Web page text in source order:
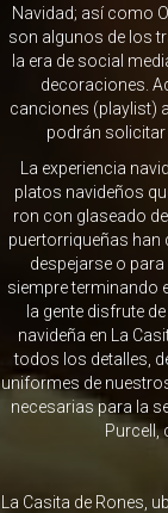
Navidad; así como
son algunos de los
la era de social
decoraciones.
canciones (playlist)
podrán
La experiencia
platos navideños
ron con glaseado
puertorriqueñas han
despejarse o
siempre terminando
la gente disfrute
navideña en La
todos los detalles,
uniformes de
necesarias para la
Purcell,
La Casita de Rones,